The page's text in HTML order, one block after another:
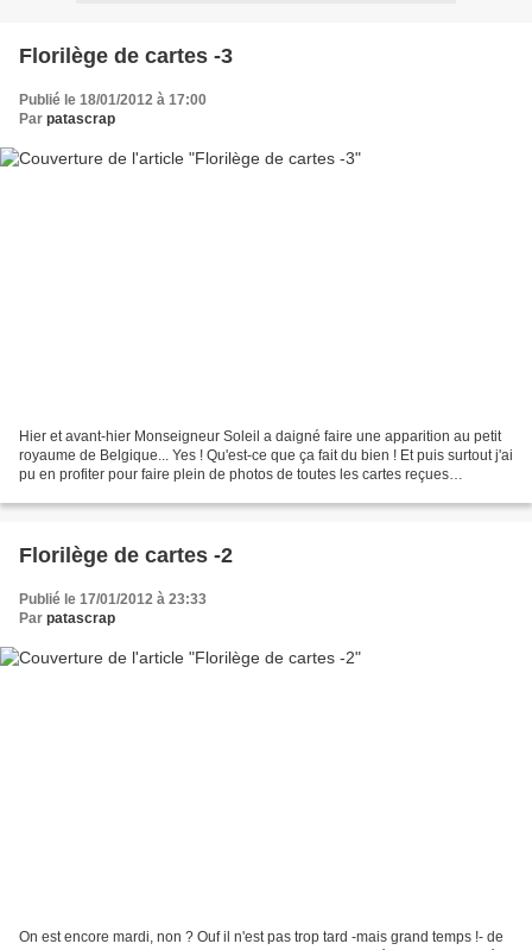
Florilège de cartes -3
Publié le 18/01/2012 à 17:00
Par patascrap
Hier et avant-hier Monseigneur Soleil a daigné faire une apparition au petit
royaume de Belgique... Yes ! Qu'est-ce que ça fait du bien ! Et puis surtout j'ai
pu en profiter pour faire plein de photos de toutes les cartes reçues
Florilège de cartes -2
Publié le 17/01/2012 à 23:33
Par patascrap
On est encore mardi, non ? Ouf il n'est pas trop tard -mais grand temps !- de